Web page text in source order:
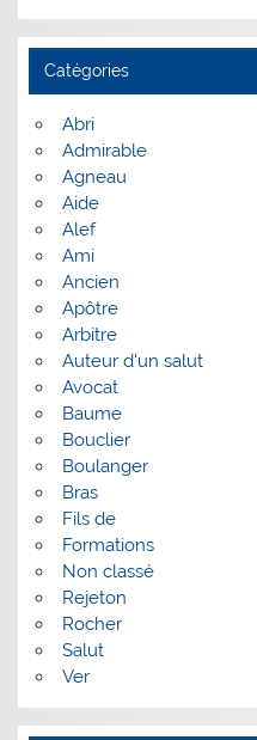
Catégories
Abri
Admirable
Agneau
Aide
Alef
Ami
Ancien
Apôtre
Arbitre
Auteur d'un salut
Avocat
Baume
Bouclier
Boulanger
Bras
Fils de
Formations
Non classé
Rejeton
Rocher
Salut
Ver